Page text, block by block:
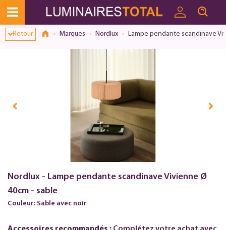
Retour Marques Nordlux Lampe pendante scandinave
Nordlux - Lampe pendante scandinave Vivienne Ø
40cm - sable
Couleur: Sable avec noir
Dialogue de consentement ouvert